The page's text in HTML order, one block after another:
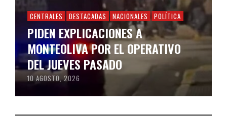
CENTRALES DESTACADAS NACIONALES POLÍTICA
PIDEN EXPLICACIONES A
MONTEOLIVA POR EL OPERATIVO
DEL JUEVES PASADO
10 AGOSTO, 2026